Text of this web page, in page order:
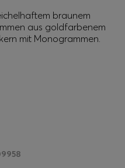
braunem
aus goldfarbenem
mit Monogrammen.